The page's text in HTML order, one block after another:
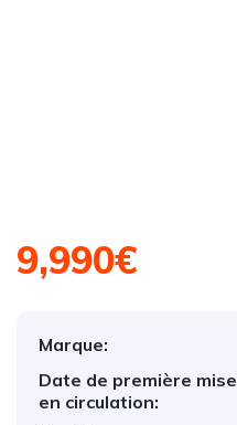
9,990€
Marque:
Date de première mise
en circulation: